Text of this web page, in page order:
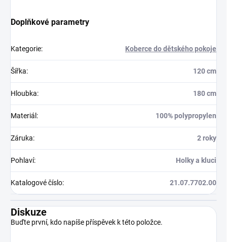
Doplňkové parametry
Kategorie: Koberce do dětského pokoje
Šířka: 120 cm
Hloubka: 180 cm
Materiál : 100% polypropylen
Záruka: 2 roky
Pohlaví: Holky a kluci
Katalogové číslo: 21.07.7702.00
Diskuze
Buďte první, kdo napíše příspěvek k této položce.